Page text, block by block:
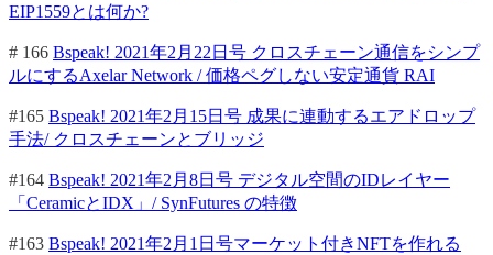
EIP1559とは何か?
# 166 Bspeak! 2021年2月22日号 クロスチェーン通信をシンプ
ルにするAxelar Network / 価格ペグしない安定通貨 RAI
#165 Bspeak! 2021年2月15日号 成果に連動するエアドロップ
手法/ クロスチェーンとブリッジ
#164 Bspeak! 2021年2月8日号 デジタル空間のIDレイヤー
「CeramicとIDX」/ SynFutures の特徴
#163 Bspeak! 2021年2月1日号マーケット付きNFTを作れる